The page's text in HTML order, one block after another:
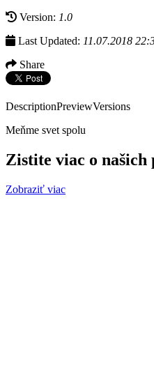
Version: 1.0
Last Updated: 11.07.2018
Share
DescriptionPreviewVersions
Meňme svet spolu
Zistite viac o našich
Zobraziť viac